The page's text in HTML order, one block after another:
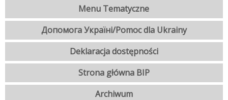
Menu Tematyczne
Допомога Україні/Pomoc dla Ukrainy
Deklaracja dostępności
Strona główna BIP
Archiwum